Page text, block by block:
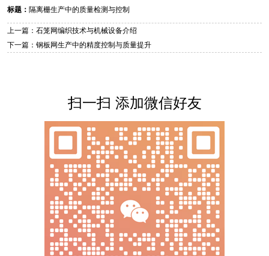
标题： 隔离栅生产中的质量检测与控制
上一篇：石笼网编织技术与机械设备介绍
下一篇：钢板网生产中的精度控制与质量提升
扫一扫 添加微信好友